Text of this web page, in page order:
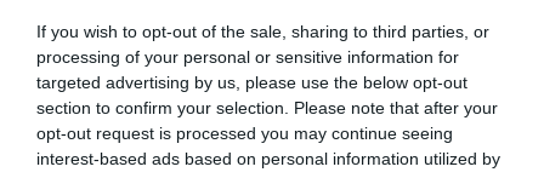
If you wish to opt-out of the sale, sharing to third parties, or
processing of your personal or sensitive information for
targeted advertising by us, please use the below opt-out
section to confirm your selection. Please note that after your
opt-out request is processed you may continue seeing
interest-based ads based on personal information utilized by
Φωτεινοπούλου